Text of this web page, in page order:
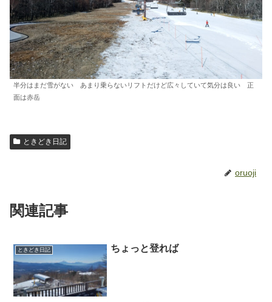
半分はまだ雪がない あまり乗らないリフトだけど広々していて気分は良い 正
面は赤岳
ときどき日記
oruoji
関連記事
ときどき日記 ちょっと登れば